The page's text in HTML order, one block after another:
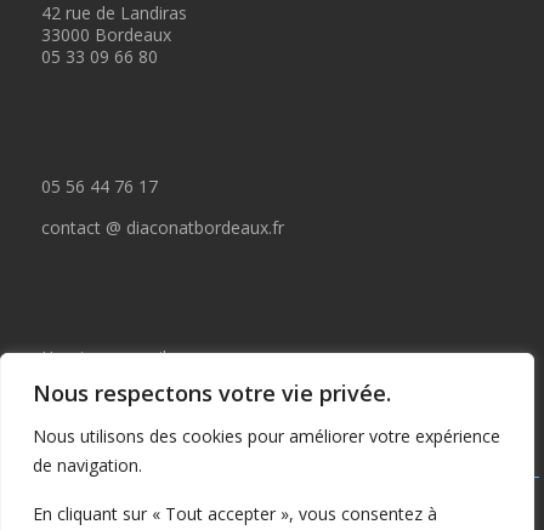
Nous respectons votre vie privée.
Nous utilisons des cookies pour améliorer votre expérience
de navigation.
En cliquant sur « Tout accepter », vous consentez à
42 rue de Landiras
33000 Bordeaux
05 33 09 66 80
05 56 44 76 17
contact @ diaconatbordeaux.fr
Horaires accueil :
du lundi au jeudi de 09:00 à 12:30
et de 14:00 à 17:00
Tous droits réservés © depuis 2015 : Il est interdit de copier ou